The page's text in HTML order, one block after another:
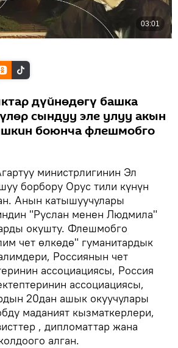
дүйнөдөгү башка
сындуу эле улуу акын
боюнча флешмобго
министрлигинин Эл
борбору Орус тили күнүн
Анын катышуучулары
"Руслан менен Людмила"
окушту. Флешмобго
чет өлкөдө" гуманитардык
Россиянын чет
ассоциациясы, Россия
ассоциациясы,
20дан ашык окуучулары
маданият кызматкерлери,
, дипломаттар жана
алган.